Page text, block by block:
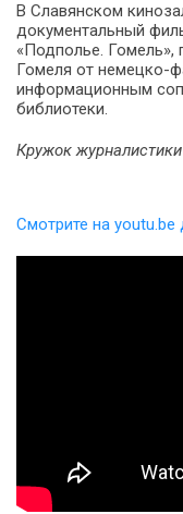
В Славянском
документальный
«Подполье.
Гомеля от немецко-
информационным
библиотеки.
Кружок
Смотрите на